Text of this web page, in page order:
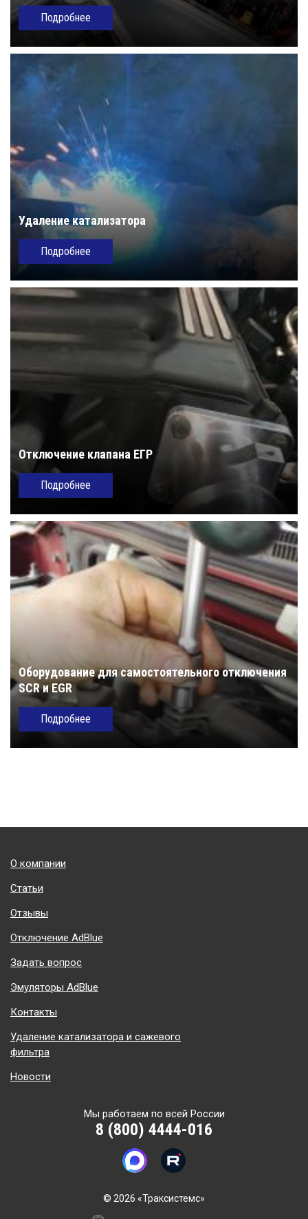
Подробнее
Удаление катализатора
Подробнее
Отключение клапана ЕГР
Подробнее
Оборудование для самостоятельного отключения
SCR и EGR
Подробнее
Подвал
О компании
Статьи
Отзывы
Отключение AdBlue
Задать вопрос
Эмуляторы AdBlue
Контакты
Удаление катализатора и сажевого
фильтра
Новости
Мы работаем по всей России
8 (800) 4444-016
© 2026 «Траксистемс»